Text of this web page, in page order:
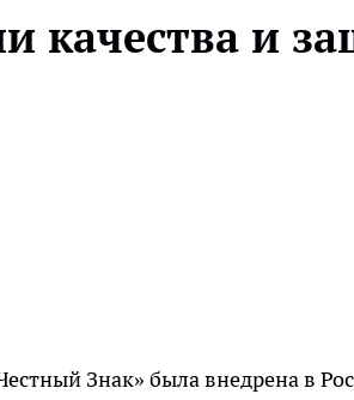
качества и
Знак» былавнедренав